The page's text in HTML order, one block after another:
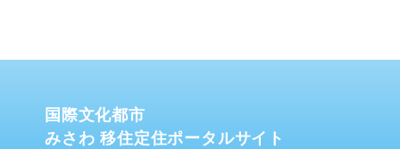
国際文化都市
みさわ 移住定住ポータルサイト